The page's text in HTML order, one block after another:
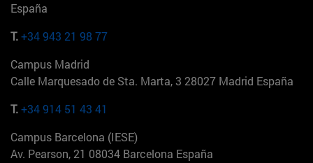
España
T.+34 943 21 98 77
Campus Madrid
Calle Marquesado de Sta. Marta, 3 28027 Madrid España
T.+34 914 51 43 41
Campus Barcelona (IESE)
Av. Pearson, 21 08034 Barcelona España